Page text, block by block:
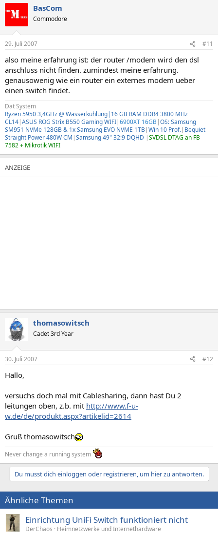
BasCom
Commodore
29. Juli 2007 #11
also meine erfahrung ist: der router /modem wird den dsl
anschluss nicht finden. zumindest meine erfahrung.
genausowenig wie ein router ein externes modem ueber
einen switch findet.
Dat System
Ryzen 5950 3,4GHz @ Wasserkühlung|16 GB RAM DDR4 3800 MHz
CL14|ASUS ROG Strix B550 Gaming WIFI|6900XT 16GB|OS: Samsung
SM951 NVMe 128GB & 1x Samsung EVO NVME 1TB|Win 10 Prof.| Bequiet
Straight Power 480W CM |Samsung 49" 32:9 DQHD |SVDSL DTAG an FB
7582 + Mikrotik WIFI
thomasowitsch
Cadet 3rd Year
30. Juli 2007 #12
Hallo,
versuchs doch mal mit Cablesharing, dann hast Du 2
leitungen oben, z.b. mit http://www.f-u-
w.de/de/produkt.aspx?artikelid=2614
Gruß thomasowitsch
Never change a running system
Du musst dich einloggen oder registrieren, um hier zu antworten.
Ähnliche Themen
Einrichtung UniFi Switch funktioniert nicht
DerChaos
Heimnetzwerke und Internethardware